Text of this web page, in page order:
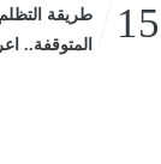
15
طريقة
المتوقفة..